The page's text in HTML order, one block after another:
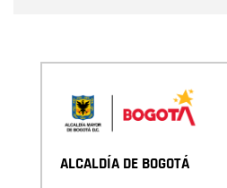
ALCALDÍA DE BOGOTÁ